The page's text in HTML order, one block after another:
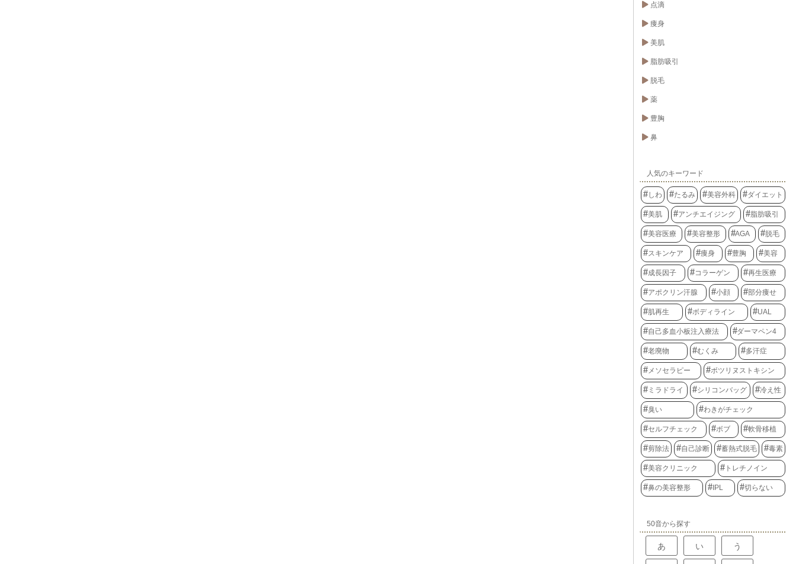
点滴
痩身
美肌
脂肪吸引
脱毛
薬
豊胸
鼻
人気のキーワード
しわ たるみ 美容外科 ダイエット
美肌 アンチエイジング 脂肪吸引
美容医療 美容整形 AGA 脱毛
スキンケア 痩身 豊胸 美容
成長因子 コラーゲン 再生医療
アポクリン汗腺 小顔 部分痩せ
肌再生 ボディライン UAL
自己多血小板注入療法 ダーマペン4
老廃物 むくみ 多汗症
メソセラピー ボツリヌストキシン
ミラドライ シリコンバッグ 冷え性
臭い わきがチェック
セルフチェック ボブ 軟骨移植
剪除法 自己診断 蓄熱式脱毛 毒素
美容クリニック トレチノイン
鼻の美容整形 IPL 切らない
50音から探す
あ い う